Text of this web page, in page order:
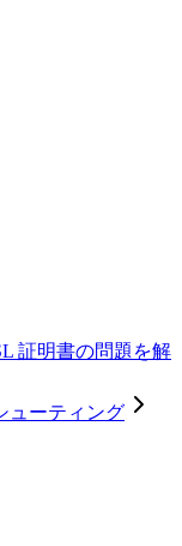
証明書の問題を解
ューティング